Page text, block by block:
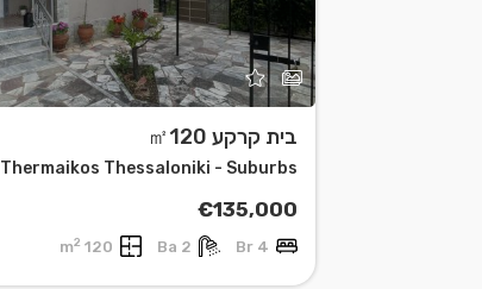
בית קרקע ㎡120
Thermaikos Thessaloniki - Suburbs
€135,000
4 Br
2 Ba
120 m
2